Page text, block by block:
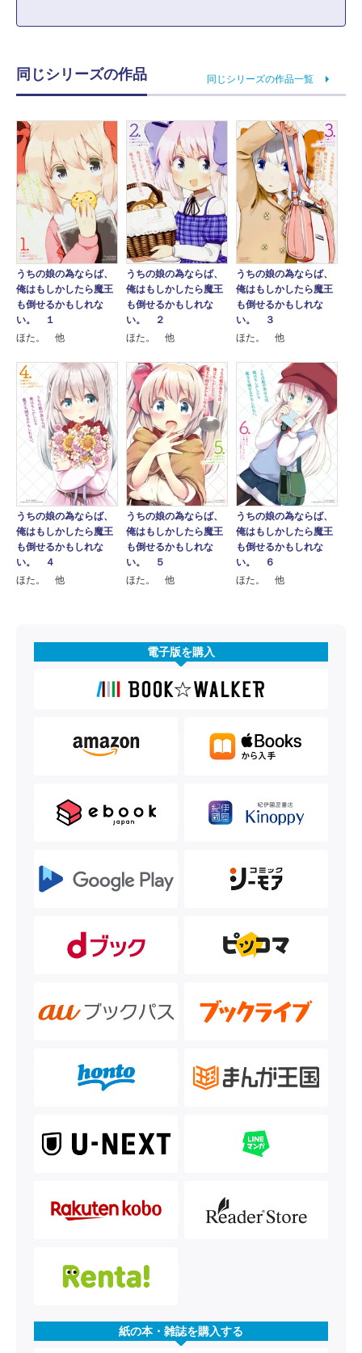
同じシリーズの作品 同じシリーズの作品一覧
うちの娘の為ならば、
俺はもしかしたら魔王
も倒せるかもしれな
い。 １
ほた。 他
うちの娘の為ならば、
俺はもしかしたら魔王
も倒せるかもしれな
い。 ２
ほた。 他
うちの娘の為ならば、
俺はもしかしたら魔王
も倒せるかもしれな
い。 ３
ほた。 他
うちの娘の為ならば、
俺はもしかしたら魔王
も倒せるかもしれな
い。 ４
ほた。 他
うちの娘の為ならば、
俺はもしかしたら魔王
も倒せるかもしれな
い。 ５
ほた。 他
うちの娘の為ならば、
俺はもしかしたら魔王
も倒せるかもしれな
い。 ６
ほた。 他
電子版を購入
紙の本・雑誌を購入する